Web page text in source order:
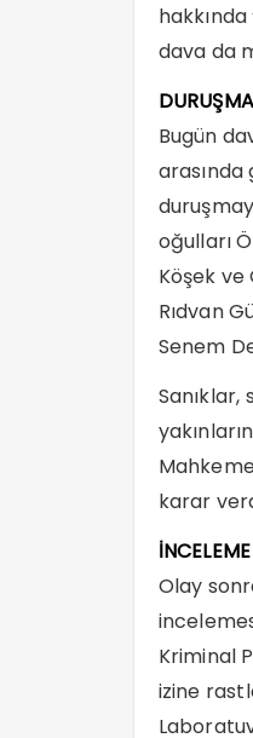
dava da
Bugün
arasında
oğulları
Köşek ve
Rıdvan
Senem
karar
Olay
Kriminal
izine